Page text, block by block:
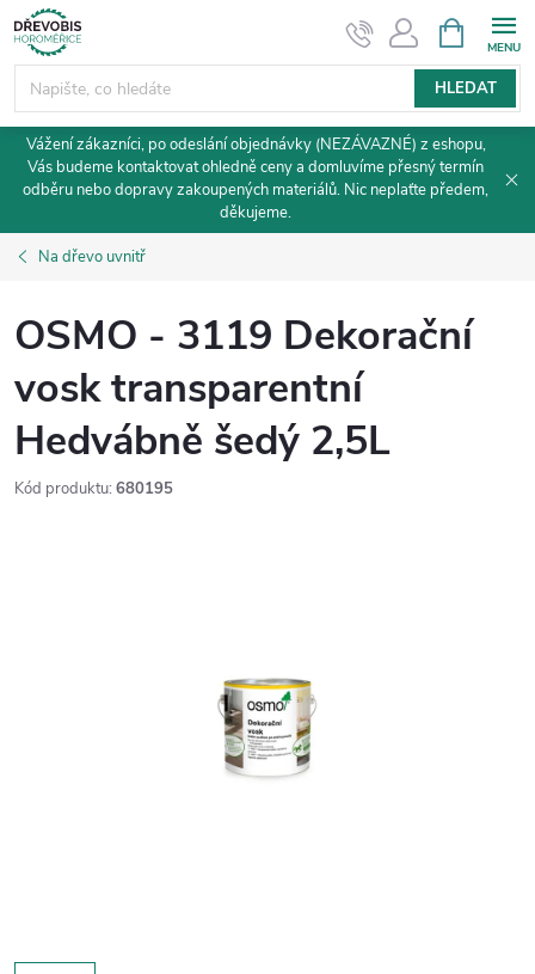
Přejít
na
obsah
HLEDAT
NÁKUPNÍ
KOŠÍK
Vážení zákazníci, po odeslání objednávky (NEZÁVAZNÉ) z eshopu,
Vás budeme kontaktovat ohledně ceny a domluvíme přesný termín
odběru nebo dopravy zakoupených materiálů. Nic neplaťte předem,
děkujeme.
Na dřevo uvnitř
OSMO - 3119 Dekorační
vosk transparentní
Hedvábně šedý 2,5L
Kód produktu: 680195